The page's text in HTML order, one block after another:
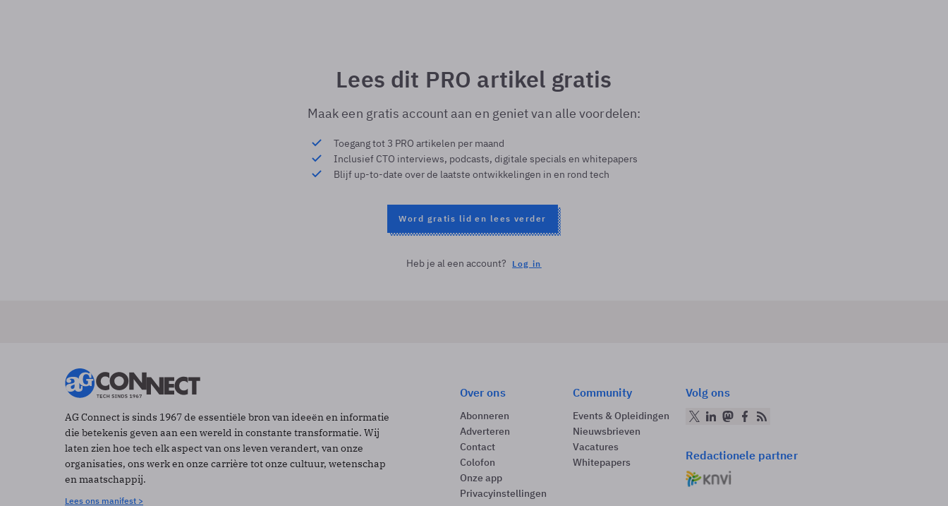
Lees dit PRO artikel gratis
Maak een gratis account aan en geniet van alle voordelen:
Toegang tot 3 PRO artikelen per maand
Inclusief CTO interviews, podcasts, digitale specials en whitepapers
Blijf up-to-date over de laatste ontwikkelingen in en rond tech
Word gratis lid en lees verder
Heb je al een account? Log in
AG Connect is sinds 1967 de essentiële bron van ideeën en informatie
die betekenis geven aan een wereld in constante transformatie. Wij
laten zien hoe tech elk aspect van ons leven verandert, van onze
organisaties, ons werk en onze carrière tot onze cultuur, wetenschap
en maatschappij.
Lees ons manifest >
Over ons
Abonneren
Adverteren
Contact
Colofon
Onze app
Privacyinstellingen
Community
Events & Opleidingen
Nieuwsbrieven
Vacatures
Whitepapers
Volg ons
Redactionele partner